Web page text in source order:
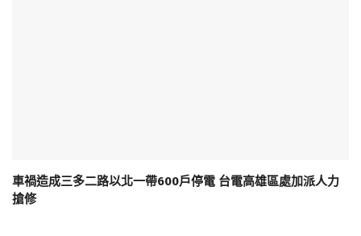
車禍造成三多二路以北一帶600戶停電 台電高雄區處加派人力
搶修